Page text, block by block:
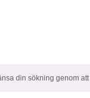
din sökning genom